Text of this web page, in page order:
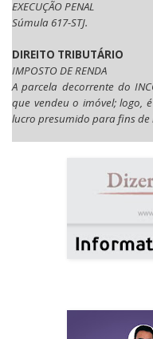
EXECUÇÃO PENAL
Súmula 617-STJ.
DIREITO TRIBUTÁRIO
IMPOSTO DE RENDA
A parcela decorrente do
que vendeu o imóvel; logo,
lucro presumido para fins de